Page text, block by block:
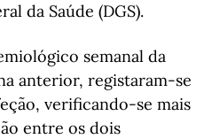
da Saúde (DGS).
semanal da
anterior, registaram-se
verificando-se mais
entre os dois